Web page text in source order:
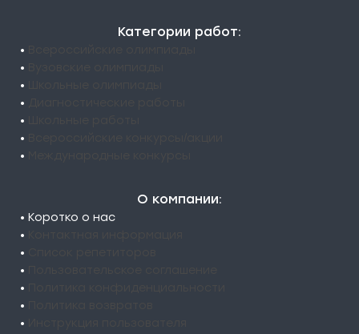
Категории работ:
•
•
•
•
•
•
•
О компании:
• Коротко о нас
•
•
•
•
•
•